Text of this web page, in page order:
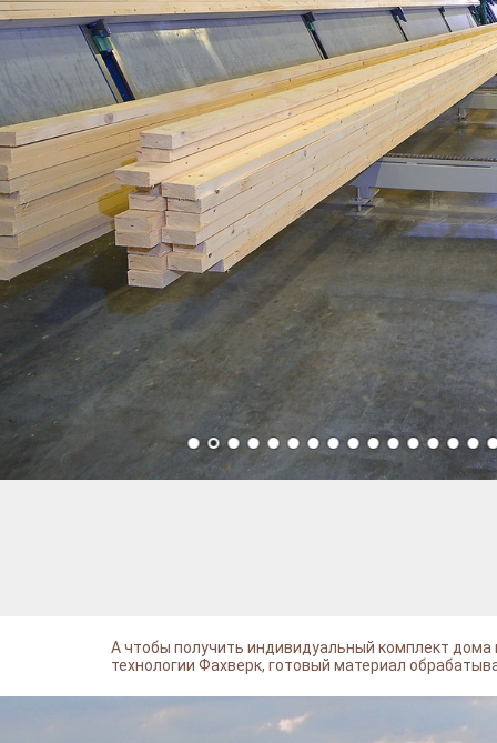
А чтобы получить индивидуальный комплект дома
технологии Фахверк, готовый материал